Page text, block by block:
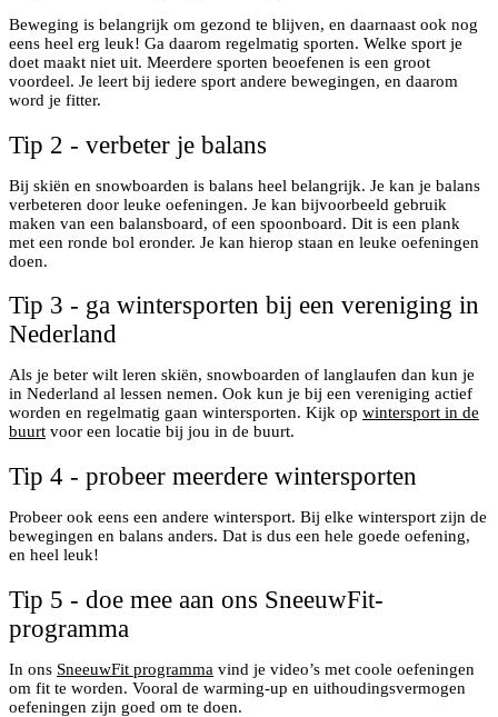
Beweging is belangrijk om gezond te blijven, en daarnaast ook nog
eens heel erg leuk! Ga daarom regelmatig sporten. Welke sport je
doet maakt niet uit. Meerdere sporten beoefenen is een groot
voordeel. Je leert bij iedere sport andere bewegingen, en daarom
word je fitter.
Tip 2 - verbeter je balans
Bij skiën en snowboarden is balans heel belangrijk. Je kan je balans
verbeteren door leuke oefeningen. Je kan bijvoorbeeld gebruik
maken van een balansboard, of een spoonboard. Dit is een plank
met een ronde bol eronder. Je kan hierop staan en leuke oefeningen
doen.
Tip 3 - ga wintersporten bij een vereniging in
Nederland
Als je beter wilt leren skiën, snowboarden of langlaufen dan kun je
in Nederland al lessen nemen. Ook kun je bij een vereniging actief
worden en regelmatig gaan wintersporten. Kijk op wintersport in de
buurt voor een locatie bij jou in de buurt.
Tip 4 - probeer meerdere wintersporten
Probeer ook eens een andere wintersport. Bij elke wintersport zijn de
bewegingen en balans anders. Dat is dus een hele goede oefening,
en heel leuk!
Tip 5 - doe mee aan ons SneeuwFit-
programma
In ons SneeuwFit programma vind je video’s met coole oefeningen
om fit te worden. Vooral de warming-up en uithoudingsvermogen
oefeningen zijn goed om te doen.